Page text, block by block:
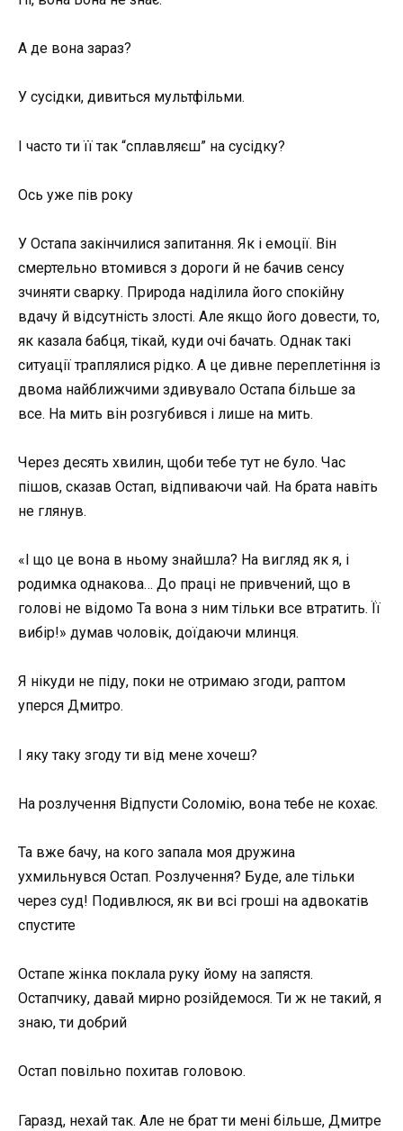
А де вона зараз?
У сусідки, дивиться мультфільми.
І часто ти її так “сплавляєш” на сусідку?
Ось уже пів року
У Остапа закінчилися запитання. Як і емоції. Він
смертельно втомився з дороги й не бачив сенсу
зчиняти сварку. Природа наділила його спокійну
вдачу й відсутність злості. Але якщо його довести, то,
як казала бабця, тікай, куди очі бачать. Однак такі
ситуації траплялися рідко. А це дивне переплетіння із
двома найближчими здивувало Остапа більше за
все. На мить він розгубився і лише на мить.
Через десять хвилин, щоби тебе тут не було. Час
пішов, сказав Остап, відпиваючи чай. На брата навіть
не глянув.
«І що це вона в ньому знайшла? На вигляд як я, і
родимка однакова… До праці не привчений, що в
голові не відомо Та вона з ним тільки все втратить. Її
вибір!» думав чоловік, доїдаючи млинця.
Я нікуди не піду, поки не отримаю згоди, раптом
уперся Дмитро.
І яку таку згоду ти від мене хочеш?
На розлучення Відпусти Соломію, вона тебе не кохає.
Та вже бачу, на кого запала моя дружина
ухмильнувся Остап. Розлучення? Буде, але тільки
через суд! Подивлюся, як ви всі гроші на адвокатів
спустите
Остапе жінка поклала руку йому на запястя.
Остапчику, давай мирно розійдемося. Ти ж не такий, я
знаю, ти добрий
Остап повільно похитав головою.
Гаразд, нехай так. Але не брат ти мені більше, Дмитре